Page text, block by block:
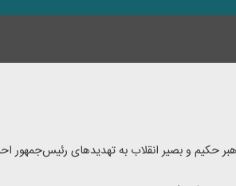
و بصیر انقلاب به تهدیدهای رئیس‌جمهور